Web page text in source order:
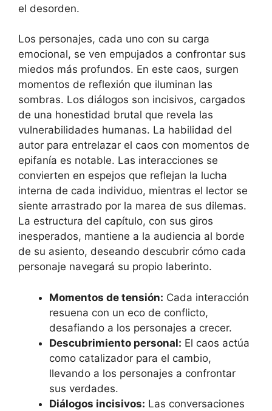
el desorden.
Los personajes, cada uno con su carga
emocional, se ven empujados a confrontar sus
miedos más profundos. En este caos, surgen
momentos de reflexión que iluminan las
sombras. Los diálogos son incisivos, cargados
de una honestidad brutal que revela las
vulnerabilidades humanas. La habilidad del
autor para entrelazar el caos con momentos de
epifanía es notable. Las interacciones se
convierten en espejos que reflejan la lucha
interna de cada individuo, mientras el lector se
siente arrastrado por la marea de sus dilemas.
La estructura del capítulo, con sus giros
inesperados, mantiene a la audiencia al borde
de su asiento, deseando descubrir cómo cada
personaje navegará su propio laberinto.
Momentos de tensión: Cada interacción
resuena con un eco de conflicto,
desafiando a los personajes a crecer.
Descubrimiento personal: El caos actúa
como catalizador para el cambio,
llevando a los personajes a confrontar
sus verdades.
Diálogos incisivos: Las conversaciones